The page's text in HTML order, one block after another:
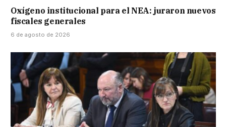
Oxígeno institucional para el NEA: juraron nuevos
fiscales generales
6 de agosto de 2026